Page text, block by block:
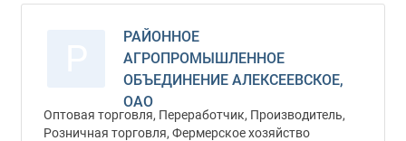
РАЙОННОЕ
АГРОПРОМЫШЛЕННОЕ
ОБЪЕДИНЕНИЕ АЛЕКСЕЕВСКОЕ,
ОАО
Оптовая торговля, Переработчик, Производитель,
Розничная торговля, Фермерское хозяйство